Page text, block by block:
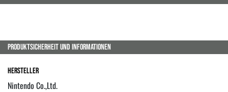
PRODUKTSICHERHEIT UND INFORMATIONEN
Hersteller
Nintendo Co.,Ltd.